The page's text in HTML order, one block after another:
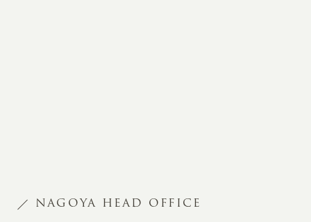
NAGOYA HEAD OFFICE